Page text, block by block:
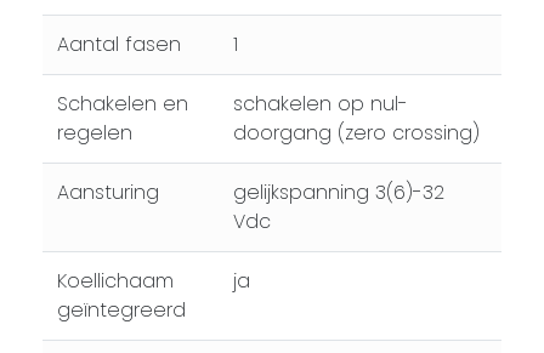
Aantal fasen 1
Schakelen en
regelen
schakelen op nul-
doorgang (zero crossing)
Aansturing
gelijkspanning 3(6)-32
Vdc
Koellichaam
geïntegreerd
ja